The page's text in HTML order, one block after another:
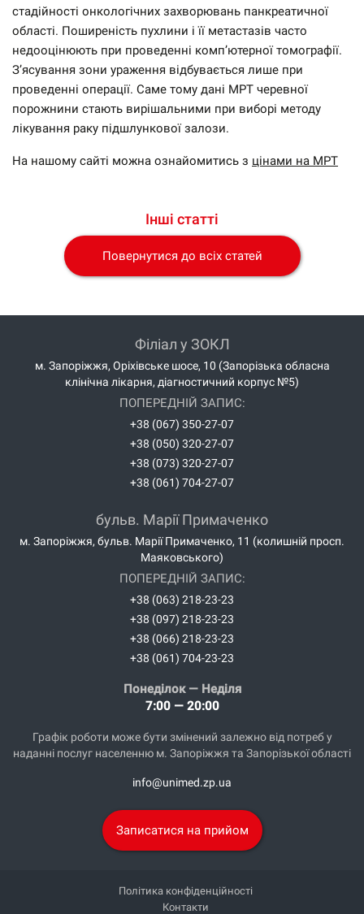
стадійності онкологічних захворювань панкреатичної
області. Поширеність пухлини і її метастазів часто
недооцінюють при проведенні комп’ютерної томографії.
З’ясування зони ураження відбувається лише при
проведенні операції. Саме тому дані МРТ черевної
порожнини стають вирішальними при виборі методу
лікування раку підшлункової залози.
На нашому сайті можна ознайомитись з цінами на МРТ
Інші статті
Повернутися до всіх статей
Понеділок — Неділя
7:00 — 20:00
Графік роботи може бути змінений залежно від потреб у
наданні послуг населенню м. Запоріжжя та Запорізької області
info@unimed.zp.ua
Записатися на прийом
Філіал у ЗОКЛ
м. Запоріжжя, Оріхівське шосе, 10 (Запорізька обласна
клінічна лікарня, діагностичний корпус №5)
ПОПЕРЕДНІЙ ЗАПИС:
+38 (067) 350-27-07
+38 (050) 320-27-07
+38 (073) 320-27-07
+38 (061) 704-27-07
бульв. Марії Примаченко
м. Запоріжжя, бульв. Марії Примаченко, 11 (колишній просп.
Маяковського)
ПОПЕРЕДНІЙ ЗАПИС:
+38 (063) 218-23-23
+38 (097) 218-23-23
+38 (066) 218-23-23
+38 (061) 704-23-23
Політика конфіденційності
Контакти